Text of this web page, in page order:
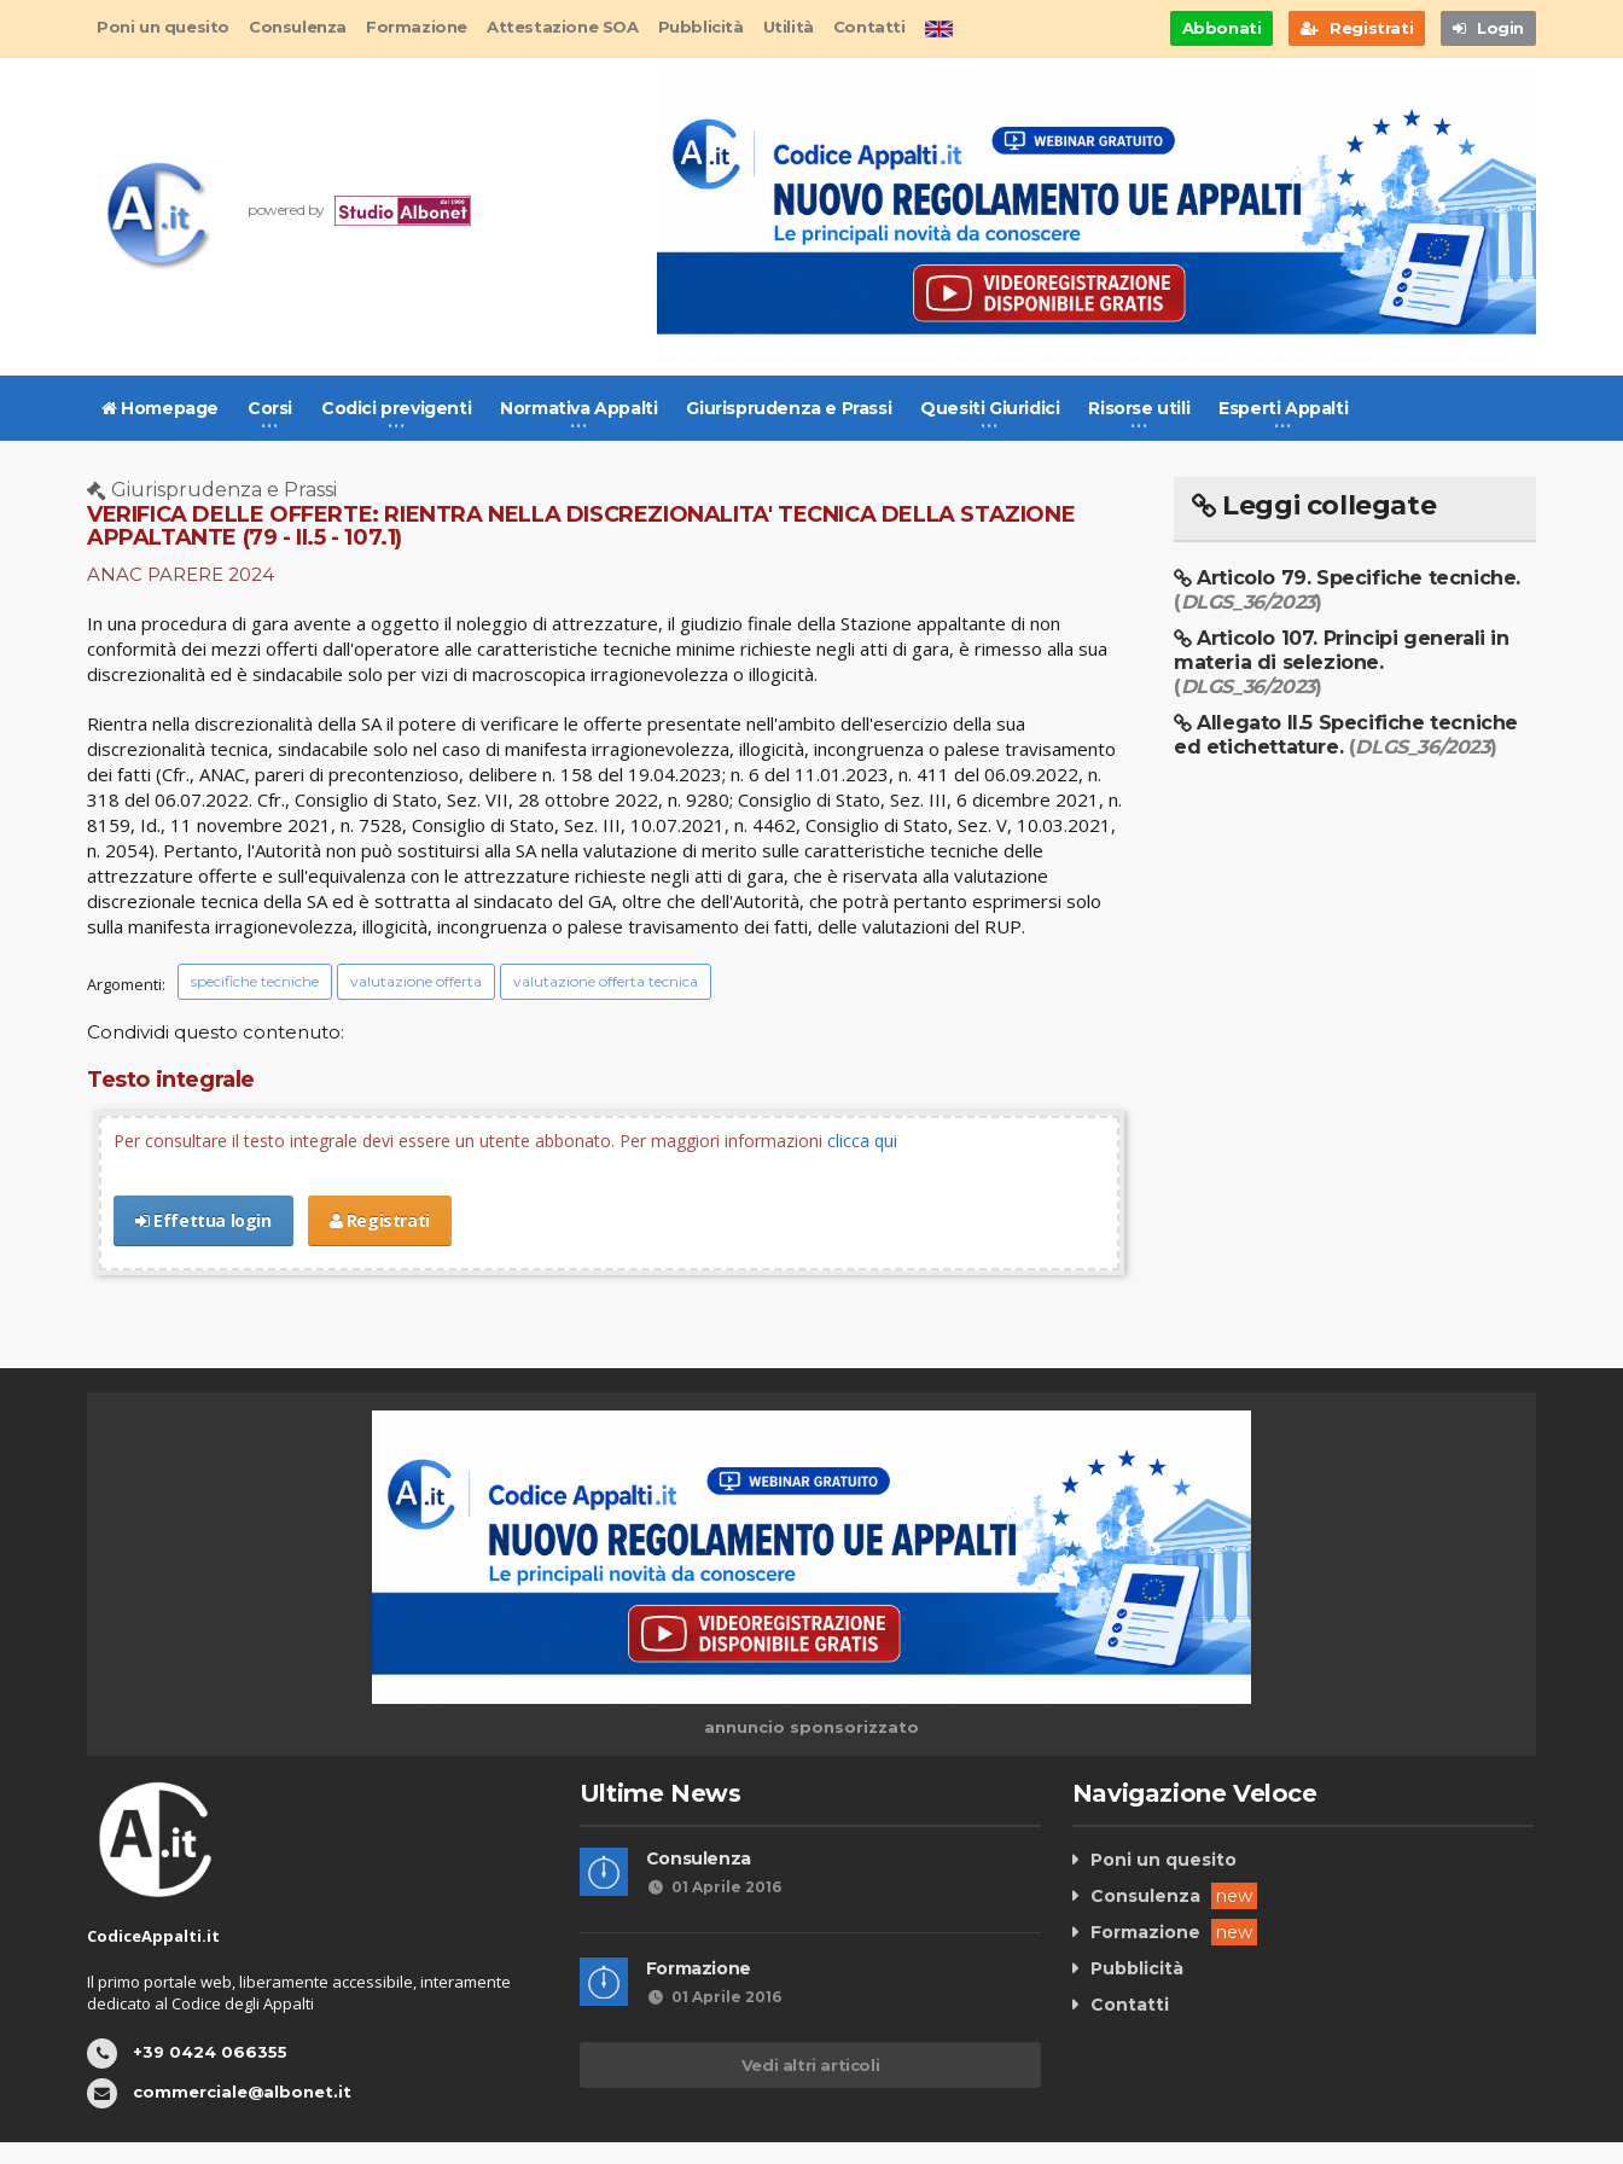
Abbonati Registrati Login
Poni un quesito Consulenza Formazione Attestazione SOA Pubblicità Utilità Contatti
powered by
Homepage Corsi Codici previgenti Normativa Appalti Giurisprudenza e Prassi Quesiti Giuridici Risorse utili Esperti Appalti
Giurisprudenza e Prassi
VERIFICA DELLE OFFERTE: RIENTRA NELLA DISCREZIONALITA' TECNICA DELLA STAZIONE
APPALTANTE (79 - II.5 - 107.1)
ANAC PARERE 2024
In una procedura di gara avente a oggetto il noleggio di attrezzature, il giudizio finale della Stazione appaltante di non
conformità dei mezzi offerti dall'operatore alle caratteristiche tecniche minime richieste negli atti di gara, è rimesso alla sua
discrezionalità ed è sindacabile solo per vizi di macroscopica irragionevolezza o illogicità.
Rientra nella discrezionalità della SA il potere di verificare le offerte presentate nell'ambito dell'esercizio della sua
discrezionalità tecnica, sindacabile solo nel caso di manifesta irragionevolezza, illogicità, incongruenza o palese travisamento
dei fatti (Cfr., ANAC, pareri di precontenzioso, delibere n. 158 del 19.04.2023; n. 6 del 11.01.2023, n. 411 del 06.09.2022, n.
318 del 06.07.2022. Cfr., Consiglio di Stato, Sez. VII, 28 ottobre 2022, n. 9280; Consiglio di Stato, Sez. III, 6 dicembre 2021, n.
8159, Id., 11 novembre 2021, n. 7528, Consiglio di Stato, Sez. III, 10.07.2021, n. 4462, Consiglio di Stato, Sez. V, 10.03.2021,
n. 2054). Pertanto, l'Autorità non può sostituirsi alla SA nella valutazione di merito sulle caratteristiche tecniche delle
attrezzature offerte e sull'equivalenza con le attrezzature richieste negli atti di gara, che è riservata alla valutazione
discrezionale tecnica della SA ed è sottratta al sindacato del GA, oltre che dell'Autorità, che potrà pertanto esprimersi solo
sulla manifesta irragionevolezza, illogicità, incongruenza o palese travisamento dei fatti, delle valutazioni del RUP.
Argomenti: specifiche tecniche valutazione offerta valutazione offerta tecnica
Condividi questo contenuto:
Testo integrale
Per consultare il testo integrale devi essere un utente abbonato. Per maggiori informazioni clicca qui
Effettua login Registrati
Leggi collegate
Articolo 79. Specifiche tecniche.
(DLGS_36/2023)
Articolo 107. Principi generali in
materia di selezione.
(DLGS_36/2023)
Allegato II.5 Specifiche tecniche
ed etichettature. (DLGS_36/2023)
annuncio sponsorizzato
CodiceAppalti.it
Il primo portale web, liberamente accessibile, interamente
dedicato al Codice degli Appalti
+39 0424 066355
commerciale@albonet.it
Ultime News
Consulenza
01 Aprile 2016
Formazione
01 Aprile 2016
Vedi altri articoli
Navigazione Veloce
Poni un quesito
Consulenza
new
Formazione
new
Pubblicità
Contatti